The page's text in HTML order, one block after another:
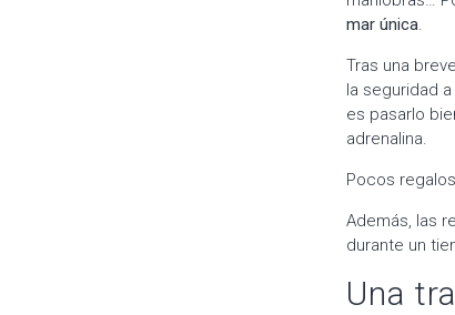
mar única.
Tras una
la seguridad
es pasarlo
adrenalina.
Pocos
Además, las
durante un
Una